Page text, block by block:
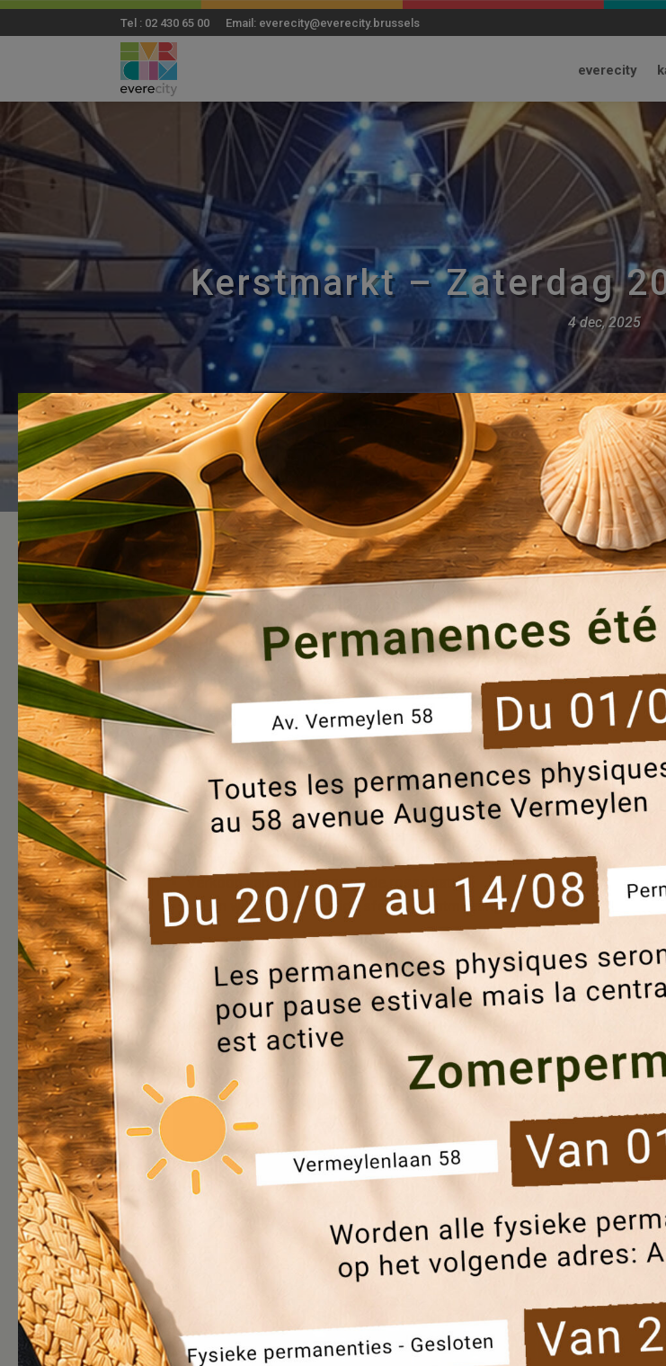
Tel : 02 430 65 00 Email: everecity@everecity.brussels
everecity
Kerstmarkt – Zaterdag
4 dec, 2025
Ook dit jaar nodigen we jullie uit voor een burgerlijke Kerstmarkt vol magie!
Het Huis van Welzijn hult zich in kerstsfeer.
Zaterdag 20 december 2025
11u – 18u
Avenue Platon, 10 – 11 – 12
Op het programma:
⭐ Lokaal vakmanschap en unieke cadeaus
Gourmetruimte voor kleine seizoenslekkernijen
Verkoop van de honing van de rosse katten
✨ Een warme en gezellige sfeer vol ontmoetingen
Kom de talenten van onze wijken ontdekken en steun de lokale
We rekenen op jullie om samen met ons de magie van Kerst te delen!
modal-